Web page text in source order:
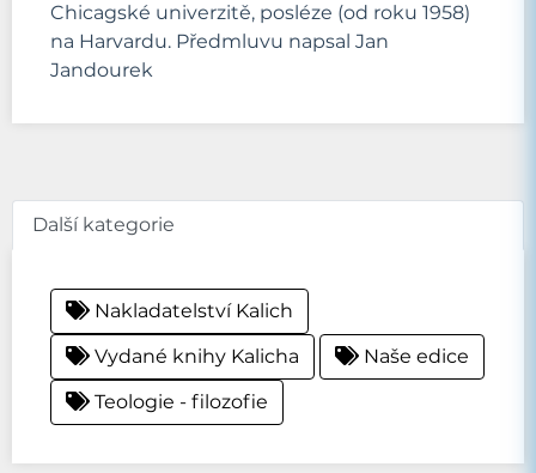
Chicagské univerzitě, posléze (od roku 1958)
na Harvardu. Předmluvu napsal Jan
Jandourek
Další kategorie
Nakladatelství Kalich
Vydané knihy Kalicha
Naše edice
Teologie - filozofie